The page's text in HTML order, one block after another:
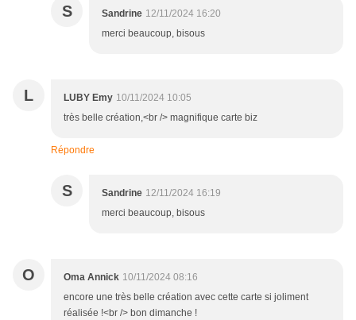
S Sandrine 12/11/2024 16:20
merci beaucoup, bisous
L LUBY Emy 10/11/2024 10:05
très belle création,<br /> magnifique carte biz
Répondre
S Sandrine 12/11/2024 16:19
merci beaucoup, bisous
O Oma Annick 10/11/2024 08:16
encore une très belle création avec cette carte si joliment
réalisée !<br /> bon dimanche !